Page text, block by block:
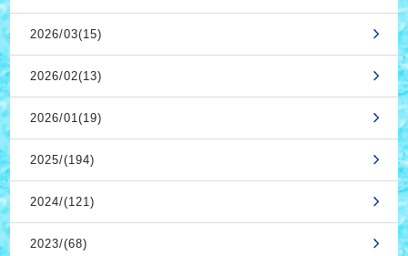
2026/03(15)
2026/02(13)
2026/01(19)
2025/(194)
2024/(121)
2023/(68)